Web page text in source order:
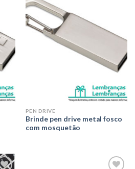
PEN DRIVE
Brinde pen drive metal fosco
com mosquetão